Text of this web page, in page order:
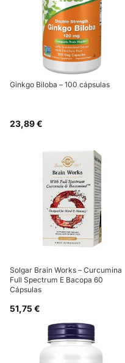
Ginkgo Biloba – 100 cápsulas
23,89 €
Solgar Brain Works – Curcumina
Full Spectrum E Bacopa 60
Cápsulas
51,75 €